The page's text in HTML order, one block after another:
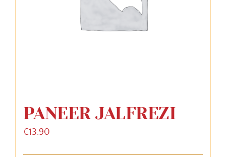
PANEER JALFREZI
€13.90